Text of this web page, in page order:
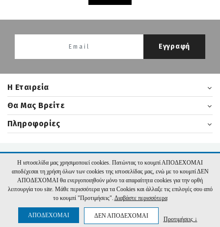
H Εταιρεία
Εγγραφή
Θα Μας Βρείτε
Πληροφορίες
Η ιστοσελίδα μας χρησιμοποιεί cookies. Πατώντας το κουμπί ΑΠΟΔΕΧΟΜΑΙ
αποδέχεσαι τη χρήση όλων των cookies της ιστοσελίδας μας, ενώ με το κουμπί ΔΕΝ
ΑΠΟΔΕΧΟΜΑΙ θα ενεργοποιηθούν μόνο τα απαραίτητα cookies για την ορθή
λειτουργία του site. Μάθε περισσότερα για τα Cookies και άλλαξε τις επιλογές σου από
το κουμπί "Προτιμήσεις". Διαβάστε περισσότερα
ΑΠΟΔΕΧΟΜΑΙ ΔΕΝ ΑΠΟΔΕΧΟΜΑΙ Προτιμήσεις ↓